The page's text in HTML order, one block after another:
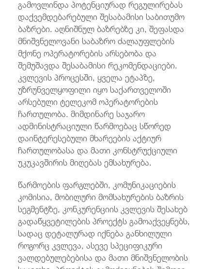
გამოვლინდა პოტენციურად რეგულირებას
დაქვემდებარებული შესაბამისი საბითუმო
ბაზრები. აღნიშნულ ბაზრებზე კი, შეფასდა
მნიშვნელოვანი საბაზრო ძალაუფლების
მქონე ოპერატორების არსებობა და
შემუშავდა შესაბამისი რეკომენდაციები.
კვლევის პროცესში, ყველა ეტაპზე,
უზრუნველყოფილი იყო საქართველოში
არსებული ტელეკომ ოპერატორების
ჩართულობა. მიმდინარე საჯარო
ადმინისტრაციული წარმოებაც სწორედ
დაინტერესებული მხარეების აქტიურ
ჩართულობასა და მათი კონსტრუქციული
უკუკავშირის მიღებას ემსახურება.
წარმოების ფარგლებში, კომუნიკაციების
კომისია, მობილური მომსახურების ბაზრის
სეგმენტზე, კონკურენციის კვლევის შესახებ
გადაწყვეტილების პროექტს გამოაქვეყნებს,
სადაც დეტალურად იქნება განხილული
როგორც კვლევა, ასევე სპეციფიკური
ვალდებულებებისა და მათი მნიშვნელობის